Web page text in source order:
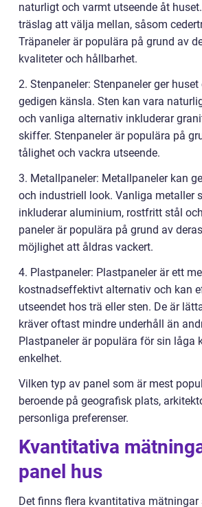
naturligt och varmt utseende åt
träslag att välja mellan, såsom
Träpaneler är populära på grund av
kvaliteter och hållbarhet.
2. Stenpaneler: Stenpaneler ger
gedigen känsla. Sten kan vara
och vanliga alternativ inkluderar
skiffer. Stenpaneler är populära på
tålighet och vackra utseende.
3. Metallpaneler: Metallpaneler kan
och industriell look. Vanliga metaller
inkluderar aluminium, rostfritt stål
paneler är populära på grund av
möjlighet att åldras vackert.
4. Plastpaneler: Plastpaneler är ett
kostnadseffektivt alternativ och kan
utseendet hos trä eller sten. De är
kräver oftast mindre underhåll än
Plastpaneler är populära för sin låga
enkelhet.
Vilken typ av panel som är mest
beroende på geografisk plats,
personliga preferenser.
Kvantitativa
panel hus
Det finns flera kvantitativa mätningar